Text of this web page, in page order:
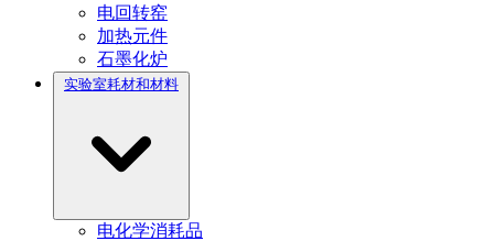
电回转窑
加热元件
石墨化炉
实验室耗材和材料
电化学消耗品